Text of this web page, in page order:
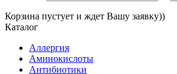
Корзина пустует и ждет Вашу заявку))
Каталог
Аллергия
Аминокислоты
Антибиотики